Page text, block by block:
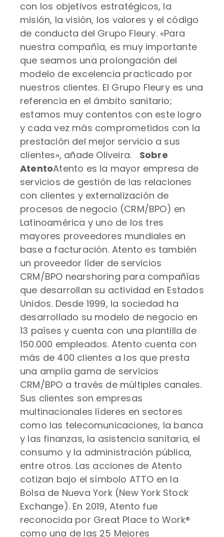
con los objetivos estratégicos, la
misión, la visión, los valores y el código
de conducta del Grupo Fleury. «Para
nuestra compañía, es muy importante
que seamos una prolongación del
modelo de excelencia practicado por
nuestros clientes. El Grupo Fleury es una
referencia en el ámbito sanitario;
estamos muy contentos con este logro
y cada vez más comprometidos con la
prestación del mejor servicio a sus
clientes», añade Oliveira. Sobre
AtentoAtento es la mayor empresa de
servicios de gestión de las relaciones
con clientes y externalización de
procesos de negocio (CRM/BPO) en
Latinoamérica y uno de los tres
mayores proveedores mundiales en
base a facturación. Atento es también
un proveedor líder de servicios
CRM/BPO nearshoring para compañías
que desarrollan su actividad en Estados
Unidos. Desde 1999, la sociedad ha
desarrollado su modelo de negocio en
13 países y cuenta con una plantilla de
150.000 empleados. Atento cuenta con
más de 400 clientes a los que presta
una amplia gama de servicios
CRM/BPO a través de múltiples canales.
Sus clientes son empresas
multinacionales líderes en sectores
como las telecomunicaciones, la banca
y las finanzas, la asistencia sanitaria, el
consumo y la administración pública,
entre otros. Las acciones de Atento
cotizan bajo el símbolo ATTO en la
Bolsa de Nueva York (New York Stock
Exchange). En 2019, Atento fue
reconocida por Great Place to Work®
como una de las 25 Mejores